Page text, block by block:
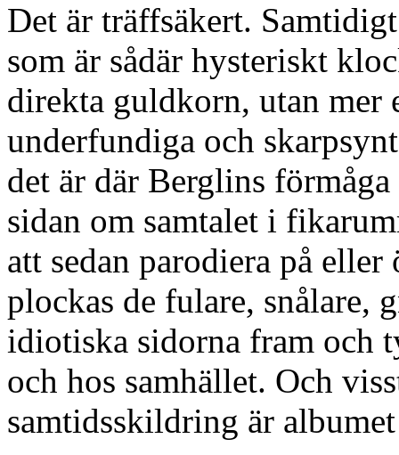
Det är träffsäkert.
som är sådär hysteriskt
direkta guldkorn, utan mer
underfundiga och
det är där Berglins
sidan om samtalet i
att sedan parodiera på
plockas de fulare, snålare,
idiotiska sidorna fram och
och hos samhället. Och
samtidsskildring är